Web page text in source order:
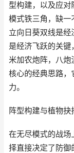
型构建，以及应
模式铁三角，缺一
立向日葵双线是经
是经济飞跃的关键
米加农炮阵，八
核心的经典思路，
力。
阵型构建与植物抉
在无尽模式的战场
择直接决定了防御